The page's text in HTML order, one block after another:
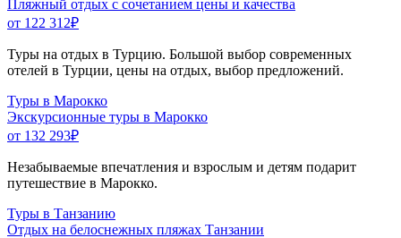
Пляжный отдых с сочетанием цены и качества
от 122 312₽
Туры на отдых в Турцию. Большой выбор современных
отелей в Турции, цены на отдых, выбор предложений.
Туры в Марокко
Экскурсионные туры в Марокко
от 132 293₽
Незабываемые впечатления и взрослым и детям подарит
путешествие в Марокко.
Туры в Танзанию
Отдых на белоснежных пляжах Танзании